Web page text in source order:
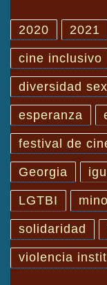
2020 2021
cine inclusivo
diversidad
esperanza
festival de
Georgia
LGTBI
solidaridad
violencia